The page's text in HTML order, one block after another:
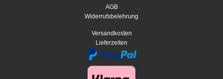
AGB
Widerrufsbelehrung
Versandkosten
Lieferzeiten